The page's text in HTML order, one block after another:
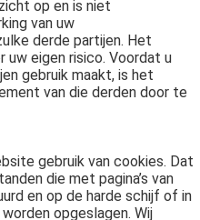
op en is niet
van uw
derde partijen. Het
uw eigen risico. Voordat u
gebruik maakt, is het
van die derden door te
gebruik van cookies. Dat
die met pagina’s van
en op de harde schijf of in
opgeslagen. Wij